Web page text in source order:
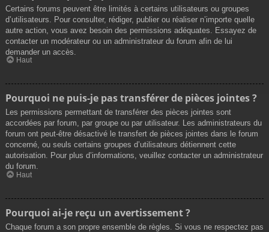
Certains forums peuvent être limités à certains utilisateurs ou groupes
d’utilisateurs. Pour consulter, rédiger, publier ou réaliser n’importe quelle
autre action, vous avez besoin des permissions adéquates. Essayez de
contacter un modérateur ou un administrateur du forum afin de lui
demander un accès.
Haut
Pourquoi ne puis-je pas transférer de pièces jointes ?
Les permissions permettant de transférer des pièces jointes sont
accordées par forum, par groupe ou par utilisateur. Les administrateurs du
forum ont peut-être désactivé le transfert de pièces jointes dans le forum
concerné, ou seuls certains groupes d’utilisateurs détiennent cette
autorisation. Pour plus d’informations, veuillez contacter un administrateur
du forum.
Haut
Pourquoi ai-je reçu un avertissement ?
Chaque forum a son propre ensemble de règles. Si vous ne respectez pas